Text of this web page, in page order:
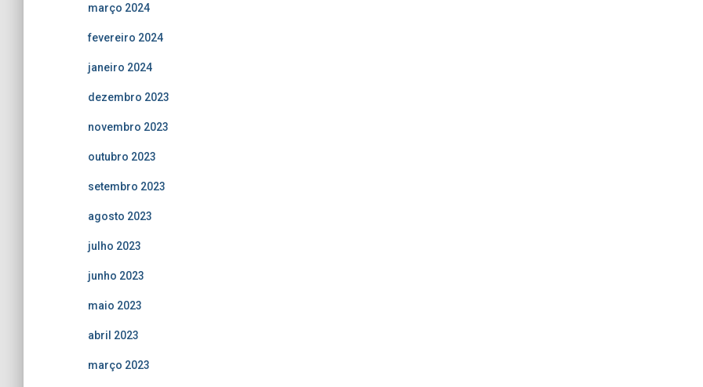
março 2024
fevereiro 2024
janeiro 2024
dezembro 2023
novembro 2023
outubro 2023
setembro 2023
agosto 2023
julho 2023
junho 2023
maio 2023
abril 2023
março 2023